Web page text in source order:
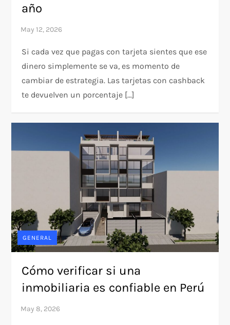
año
Si cada vez que pagas con tarjeta sientes que ese
dinero simplemente se va, es momento de
cambiar de estrategia. Las tarjetas con cashback
te devuelven un porcentaje […]
GENERAL
Cómo verificar si una
inmobiliaria es confiable en Perú